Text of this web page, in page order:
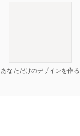
あなただけのデザインを作る